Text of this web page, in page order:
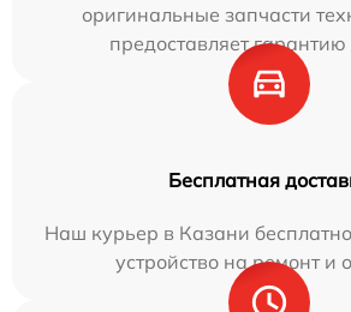
оригинальные запчасти
предоставляет гарантию
Бесплатная
Наш курьер в Казани
устройство на ремонт и